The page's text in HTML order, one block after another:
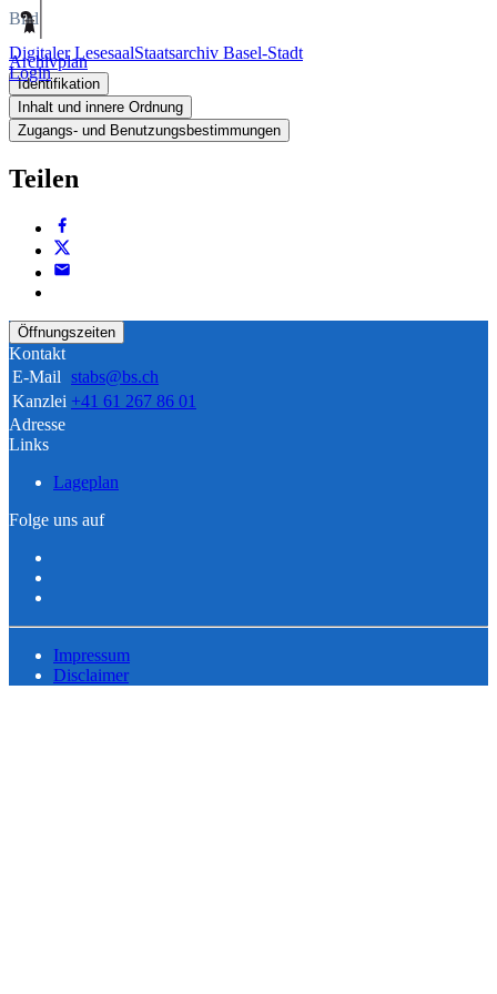
Digitaler LesesaalStaatsarchiv Basel-Stadt
Login
Bild
Archivplan
Identifikation
Inhalt und innere Ordnung
Zugangs- und Benutzungsbestimmungen
Teilen
Öffnungszeiten
Kontakt
E-Mail stabs@bs.ch
Kanzlei +41 61 267 86 01
Adresse
Links
Lageplan
Folge uns auf
Impressum
Disclaimer